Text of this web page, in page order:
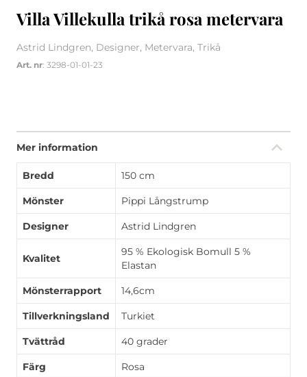
Villa Villekulla trikå rosa metervara
Astrid Lindgren, Designer, Metervara, Trikå
Art. nr: 3298-01-01-23
Mer information
Bredd 150 cm
Mönster Pippi Långstrump
Designer Astrid Lindgren
Kvalitet
95 % Ekologisk Bomull 5 %
Elastan
Mönsterrapport 14,6cm
Tillverkningsland Turkiet
Tvättråd 40 grader
Färg Rosa